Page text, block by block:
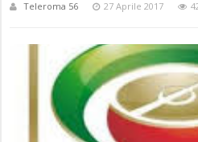
Teleroma 56 27 Aprile 2017